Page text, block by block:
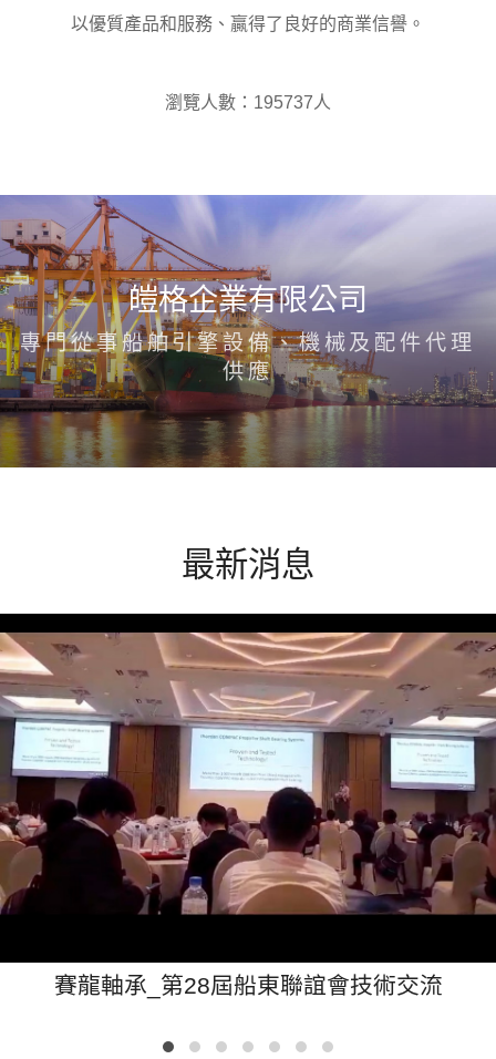
以優質產品和服務、贏得了良好的商業信譽。
瀏覽人數：195737人
皚格企業有限公司
專門從事船舶引擎設備、機械及配件代理
供應
最新消息
賽龍軸承_第28屆船東聯誼會技術交流